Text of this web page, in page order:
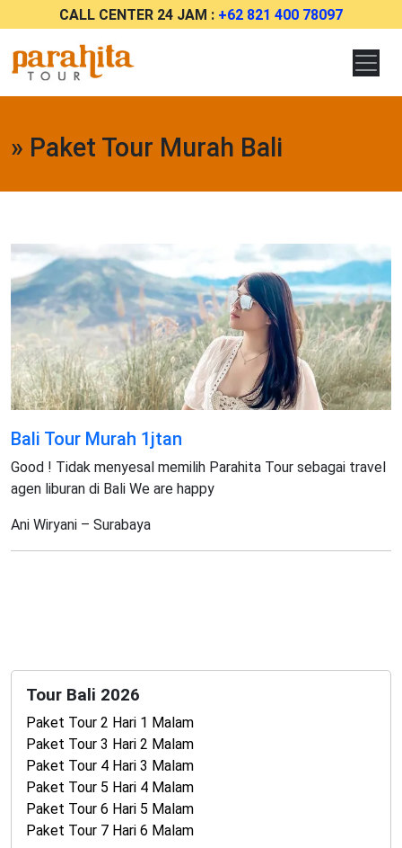
CALL CENTER 24 JAM : +62 821 400 78097
» Paket Tour Murah Bali
Bali Tour Murah 1jtan
Good ! Tidak menyesal memilih Parahita Tour sebagai travel
agen liburan di Bali We are happy
Ani Wiryani – Surabaya
Tour Bali 2026
Paket Tour 2 Hari 1 Malam
Paket Tour 3 Hari 2 Malam
Paket Tour 4 Hari 3 Malam
Paket Tour 5 Hari 4 Malam
Paket Tour 6 Hari 5 Malam
Paket Tour 7 Hari 6 Malam